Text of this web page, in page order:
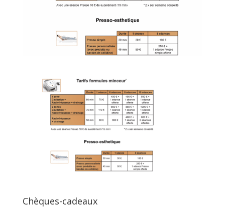
Chèques-cadeaux